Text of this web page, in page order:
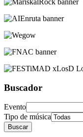
Buscador
Evento
Tipo de música
Buscar